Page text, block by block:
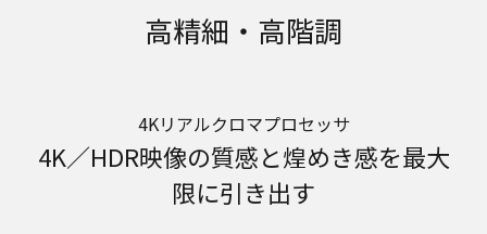
高精細・高階調
4Kリアルクロマプロセッサ
4K／HDR映像の質感と煌めき感を最大
限に引き出す